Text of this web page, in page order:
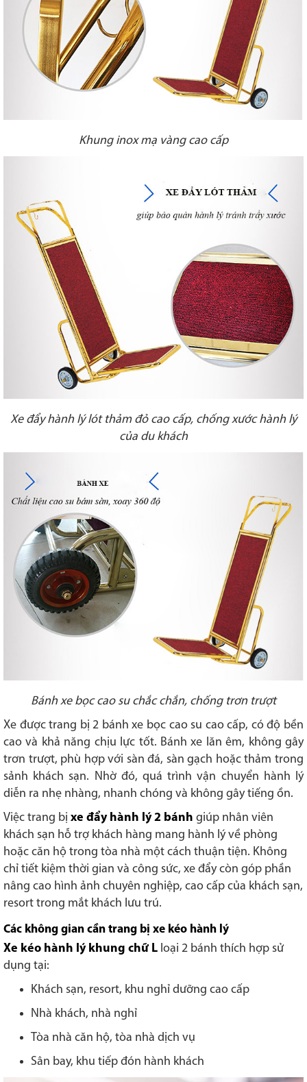
Khung inox mạ vàng cao cấp
Xe đẩy hành lý lót thảm đỏ cao cấp, chống xước hành lý
của du khách
Bánh xe bọc cao su chắc chắn, chống trơn trượt
Xe được trang bị 2 bánh xe bọc cao su cao cấp, có độ bền
cao và khả năng chịu lực tốt. Bánh xe lăn êm, không gây
trơn trượt, phù hợp với sàn đá, sàn gạch hoặc thảm trong
sảnh khách sạn. Nhờ đó, quá trình vận chuyển hành lý
diễn ra nhẹ nhàng, nhanh chóng và không gây tiếng ồn.
Việc trang bị xe đẩy hành lý 2 bánh giúp nhân viên
khách sạn hỗ trợ khách hàng mang hành lý về phòng
hoặc căn hộ trong tòa nhà một cách thuận tiện. Không
chỉ tiết kiệm thời gian và công sức, xe đẩy còn góp phần
nâng cao hình ảnh chuyên nghiệp, cao cấp của khách sạn,
resort trong mắt khách lưu trú.
Các không gian cần trang bị xe kéo hành lý
Xe kéo hành lý khung chữ L loại 2 bánh thích hợp sử
dụng tại:
Khách sạn, resort, khu nghỉ dưỡng cao cấp
Nhà khách, nhà nghỉ
Tòa nhà căn hộ, tòa nhà dịch vụ
Sân bay, khu tiếp đón hành khách